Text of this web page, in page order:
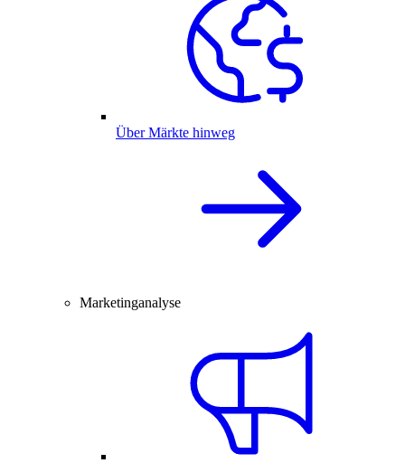
Über Märkte hinweg
Marketinganalyse